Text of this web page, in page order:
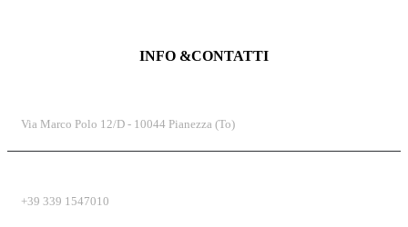
INFO &CONTATTI
Via Marco Polo 12/D - 10044 Pianezza (To)
+39 339 1547010